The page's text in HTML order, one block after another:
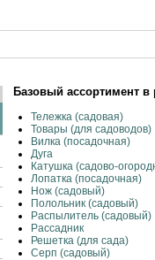
Базовый ассортимент в
Тележка (садовая)
Товары (для садоводов)
Вилка (посадочная)
Дуга
Катушка (садово-
Лопатка (посадочная)
Нож (садовый)
Полольник (садовый)
Распылитель (садовый)
Рассадник
Решетка (для сада)
Серп (садовый)